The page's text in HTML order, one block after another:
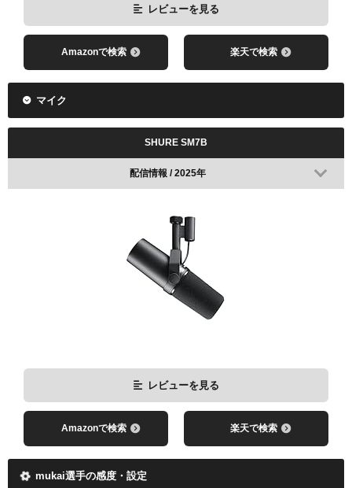
レビューを見る
Amazonで検索 楽天で検索
マイク
SHURE SM7B
配信情報 / 2025年
レビューを見る
Amazonで検索 楽天で検索
mukai選手の感度・設定